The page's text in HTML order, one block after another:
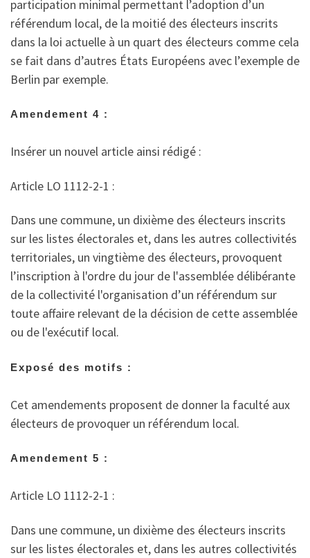
participation minimal permettant l’adoption d’un
référendum local, de la moitié des électeurs inscrits
dans la loi actuelle à un quart des électeurs comme cela
se fait dans d’autres États Européens avec l’exemple de
Berlin par exemple.
Amendement 4 :
Insérer un nouvel article ainsi rédigé :
Article LO 1112-2-1 :
Dans une commune, un dixième des électeurs inscrits
sur les listes électorales et, dans les autres collectivités
territoriales, un vingtième des électeurs, provoquent
l’inscription à l'ordre du jour de l'assemblée délibérante
de la collectivité l'organisation d’un référendum sur
toute affaire relevant de la décision de cette assemblée
ou de l'exécutif local.
Exposé des motifs :
Cet amendements proposent de donner la faculté aux
électeurs de provoquer un référendum local.
Amendement 5 :
Article LO 1112-2-1 :
Dans une commune, un dixième des électeurs inscrits
sur les listes électorales et, dans les autres collectivités